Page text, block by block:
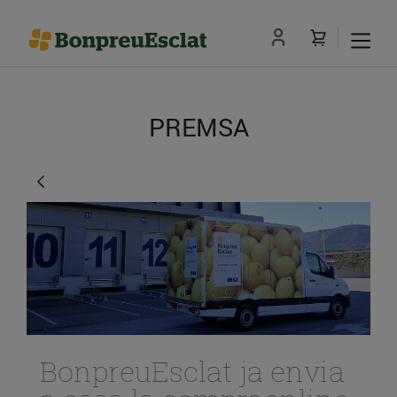
PREMSA
BonpreuEsclat ja envia